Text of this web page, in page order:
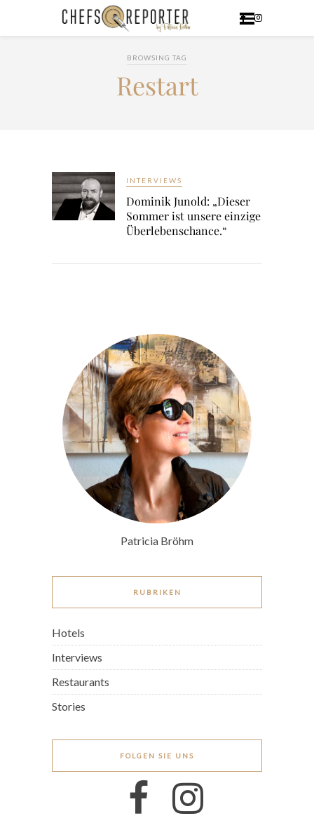
BROWSING TAG
Restart
INTERVIEWS
Dominik Junold: „Dieser
Sommer ist unsere einzige
Überlebenschance.“
Patricia Bröhm
RUBRIKEN
Hotels
Interviews
Restaurants
Stories
FOLGEN SIE UNS